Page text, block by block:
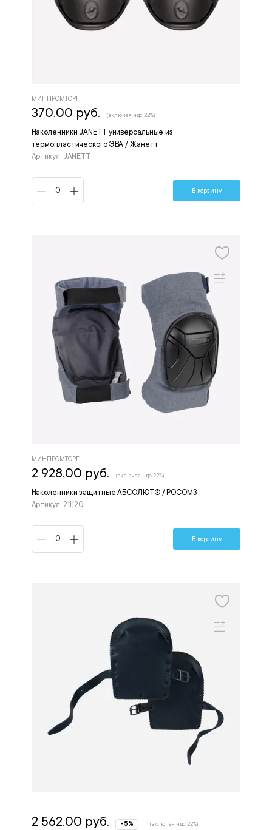
Наколенники JANETT универсальные из
термопластического ЭВА / Жанетт
Артикул: JANETT
МИНПРОМТОРГ
370.00 руб. (включая ндс 22%)
В корзину
Наколенники защитные АБСОЛЮТ® / РОСОМЗ
Артикул: 211120
МИНПРОМТОРГ
2 928.00 руб. (включая ндс 22%)
В корзину
2 562.00 руб. -5% (включая ндс 22%)